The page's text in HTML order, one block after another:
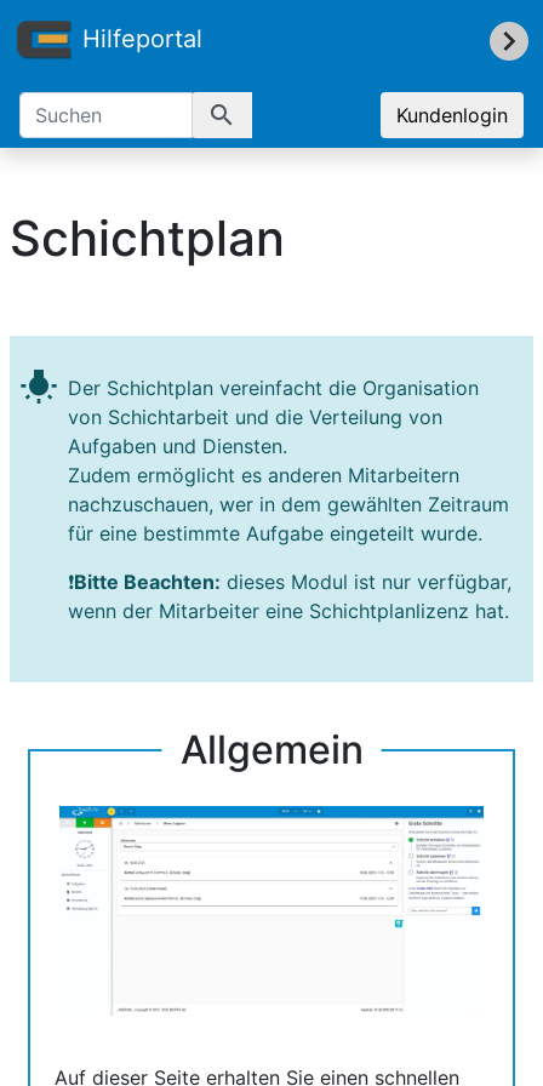
Hilfeportal
search Kundenlogin
Schichtplan
wb_incandescent Der Schichtplan vereinfacht die Organisation
von Schichtarbeit und die Verteilung von
Aufgaben und Diensten.
Zudem ermöglicht es anderen Mitarbeitern
nachzuschauen, wer in dem gewählten Zeitraum
für eine bestimmte Aufgabe eingeteilt wurde.
❗Bitte Beachten: dieses Modul ist nur verfügbar,
wenn der Mitarbeiter eine Schichtplanlizenz hat.
Allgemein
Auf dieser Seite erhalten Sie einen schnellen